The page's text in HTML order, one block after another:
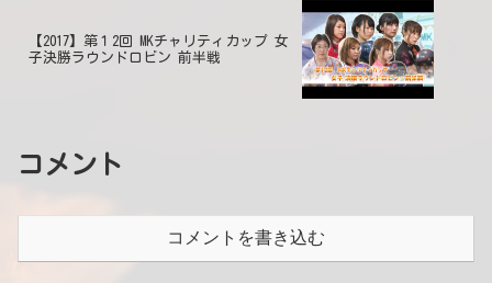
【2017】第１2回 MKチャリティカップ 女
子決勝ラウンドロビン 前半戦
コメント
コメントを書き込む